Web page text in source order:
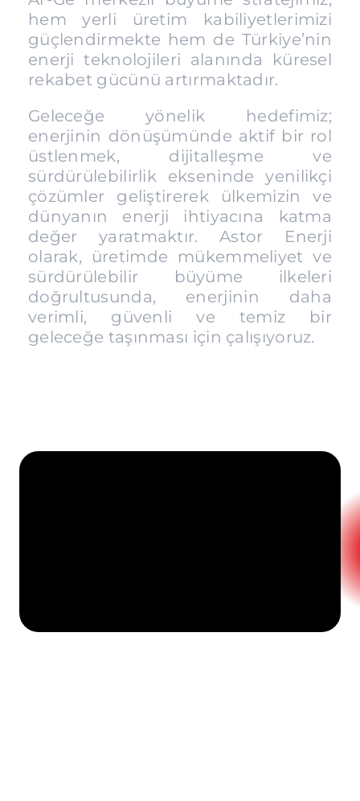
hem yerli üretim kabiliyetlerimizi
güçlendirmekte hem de Türkiye’nin
enerji teknolojileri alanında küresel
rekabet gücünü artırmaktadır.
Geleceğe yönelik hedefimiz;
enerjinin dönüşümünde aktif bir rol
üstlenmek, dijitalleşme ve
sürdürülebilirlik ekseninde yenilikçi
çözümler geliştirerek ülkemizin ve
dünyanın enerji ihtiyacına katma
değer yaratmaktır. Astor Enerji
olarak, üretimde mükemmeliyet ve
sürdürülebilir büyüme ilkeleri
doğrultusunda, enerjinin daha
verimli, güvenli ve temiz bir
geleceğe taşınması için çalışıyoruz.